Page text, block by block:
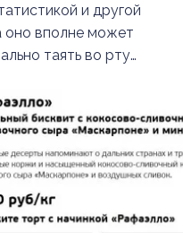
и другой
оно вполне может
таять во рту…